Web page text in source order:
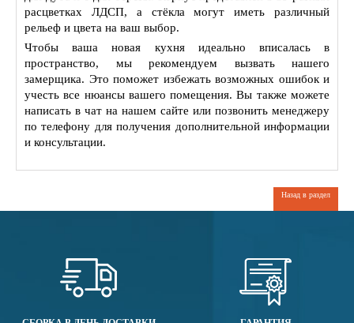
расцветках ЛДСП, а стёкла могут иметь различный
рельеф и цвета на ваш выбор.
Чтобы ваша новая кухня идеально вписалась в
пространство, мы рекомендуем вызвать нашего
замерщика. Это поможет избежать возможных ошибок и
учесть все нюансы вашего помещения. Вы также можете
написать в чат на нашем сайте или позвонить менеджеру
по телефону для получения дополнительной информации
и консультации.
Назад в раздел